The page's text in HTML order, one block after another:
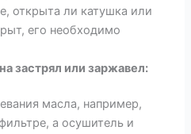
открыта ли катушка или
его необходимо
застрял или заржавел:
масла, например,
а осушитель и